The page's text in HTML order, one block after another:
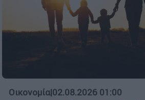
Οικονομία|02.08.2026 01:00